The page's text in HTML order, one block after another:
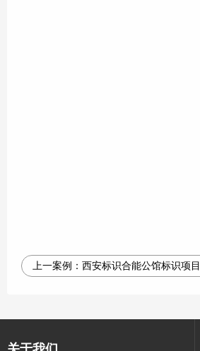
上一案例： 西安标识合能公馆标识项目